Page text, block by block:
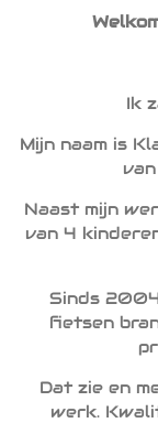
Ik
Mijn naam is
Naast mijn
van 4
Sinds
fietsen
Dat zie en
werk.